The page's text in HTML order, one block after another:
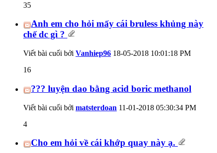
35
Anh em cho hỏi mấy cái bruless khủng này
chế dc gì ?
Viết bài cuối bởi Vanhiep96 18-05-2018 10:01:18 PM
16
??? luyện dao bằng acid boric methanol
Viết bài cuối bởi matsterdoan 11-01-2018 05:30:34 PM
4
Cho em hỏi về cái khớp quay này ạ.